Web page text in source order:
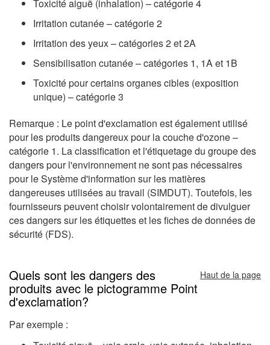
Toxicité aiguë (inhalation) – catégorie 4
Irritation cutanée – catégorie 2
Irritation des yeux – catégories 2 et 2A
Sensibilisation cutanée – catégories 1, 1A et 1B
Toxicité pour certains organes cibles (exposition
unique) – catégorie 3
Remarque : Le point d'exclamation est également utilisé
pour les produits dangereux pour la couche d'ozone –
catégorie 1. La classification et l'étiquetage du groupe des
dangers pour l'environnement ne sont pas nécessaires
pour le Système d'information sur les matières
dangereuses utilisées au travail (SIMDUT). Toutefois, les
fournisseurs peuvent choisir volontairement de divulguer
ces dangers sur les étiquettes et les fiches de données de
sécurité (FDS).
Quels sont les dangers des
produits avec le pictogramme Point
d'exclamation?
Haut de la page
Par exemple :